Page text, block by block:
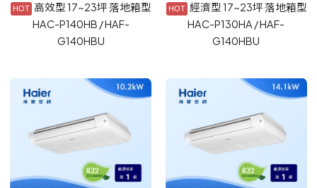
高效型 17~23坪 落地箱型
HAC-P140HB / HAF-
G140HBU
經濟型 17~23坪 落地箱型
HAC-P130HA / HAF-
G140HBU